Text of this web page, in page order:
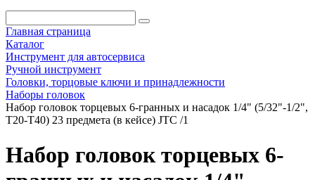
Главная страница
Каталог
Инструмент для автосервиса
Ручной инструмент
Головки, торцовые ключи и принадлежности
Наборы головок
Набор головок торцевых 6-гранных и насадок 1/4" (5/32"-1/2",
Т20-Т40) 23 предмета (в кейсе) JTC /1
Набор головок торцевых 6-